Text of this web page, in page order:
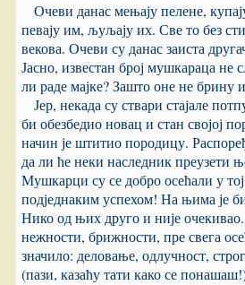
Очеви данас мењају пелене,
певају им, љуљају их. Све то без
векова. Очеви су данас заиста
Јасно, известан број мушкараца
ли раде мајке? Зашто оне не брину
Јер, некада су ствари стајале
би обезбедио новац и стан својој
начин је штитио породицу.
да ли ће неки наследник преузети
Мушкарци су се добро осећали у
подједнаким успехом! На њима је
Нико од њих друго и није
нежности, брижности, пре свега
значило: деловање, одлучност,
(пази, казаћу тати како се